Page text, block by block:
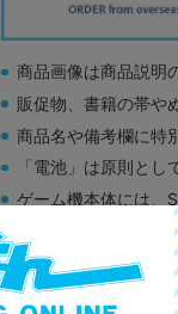
商品画像は商品説明
販促物、書籍の帯や
商品名や備考欄に特
「電池」は原則とし
ゲーム機本体には、
ディスク類の読み
す。
※詳細につきましては